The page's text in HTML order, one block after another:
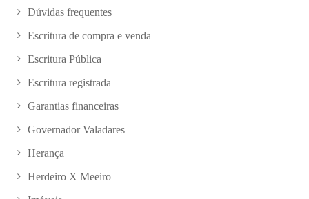
Dúvidas frequentes
Escritura de compra e venda
Escritura Pública
Escritura registrada
Garantias financeiras
Governador Valadares
Herança
Herdeiro X Meeiro